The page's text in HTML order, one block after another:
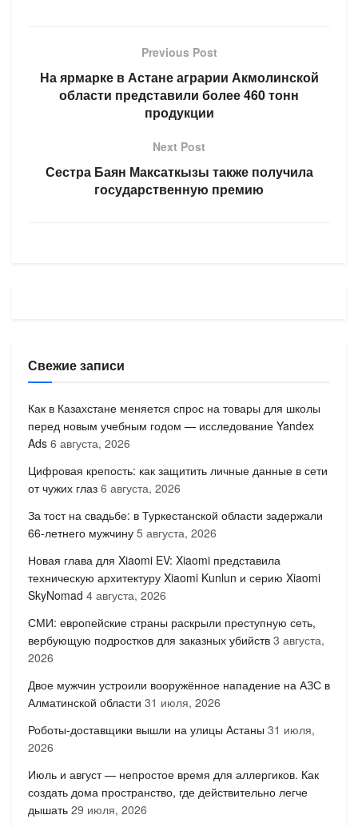
Previous Post
На ярмарке в Астане аграрии Акмолинской
области представили более 460 тонн
продукции
Next Post
Сестра Баян Максаткызы также получила
государственную премию
Свежие записи
Как в Казахстане меняется спрос на товары для школы
перед новым учебным годом — исследование Yandex
Ads 6 августа, 2026
Цифровая крепость: как защитить личные данные в сети
от чужих глаз 6 августа, 2026
За тост на свадьбе: в Туркестанской области задержали
66-летнего мужчину 5 августа, 2026
Новая глава для Xiaomi EV: Xiaomi представила
техническую архитектуру Xiaomi Kunlun и серию Xiaomi
SkyNomad 4 августа, 2026
СМИ: европейские страны раскрыли преступную сеть,
вербующую подростков для заказных убийств 3 августа,
2026
Двое мужчин устроили вооружённое нападение на АЗС в
Алматинской области 31 июля, 2026
Роботы-доставщики вышли на улицы Астаны 31 июля,
2026
Июль и август — непростое время для аллергиков. Как
создать дома пространство, где действительно легче
дышать 29 июля, 2026